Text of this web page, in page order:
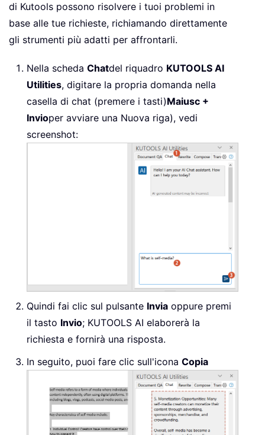
di Kutools possono risolvere i tuoi problemi in
base alle tue richieste, richiamando direttamente
gli strumenti più adatti per affrontarli.
Nella scheda Chatdel riquadro KUTOOLS AI
Utilities, digitare la propria domanda nella
casella di chat (premere i tasti)Maiusc +
Invioper avviare una Nuova riga), vedi
screenshot:
Quindi fai clic sul pulsante Invia oppure premi
il tasto Invio; KUTOOLS AI elaborerà la
richiesta e fornirà una risposta.
In seguito, puoi fare clic sull'icona Copia